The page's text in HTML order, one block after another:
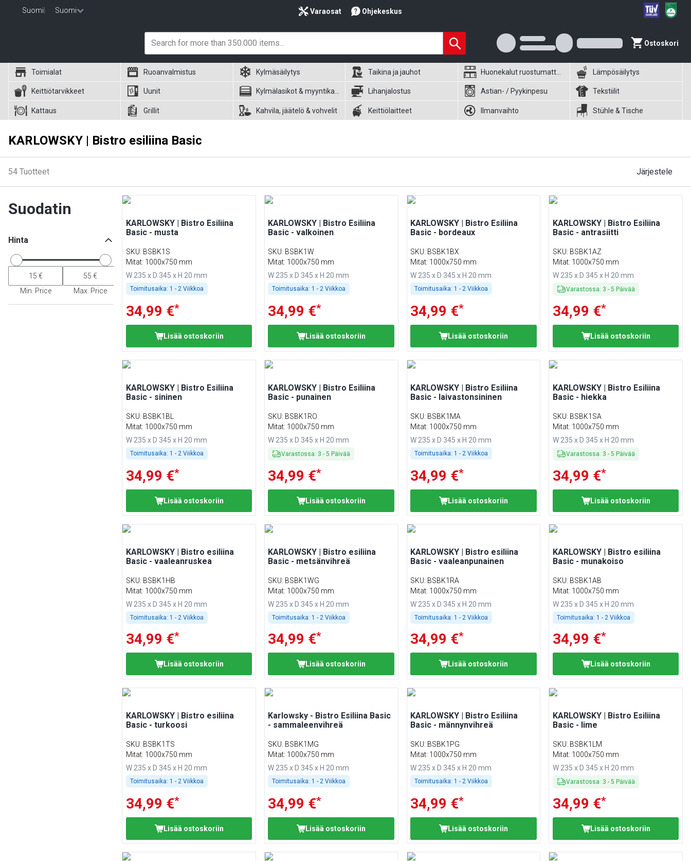
Suomi Suomi Varaosat Ohjekeskus
Ostoskori
Toimialat Ruoanvalmistus Kylmäsäilytys Taikina ja jauhot Huonekalut ruostumattomasta teräksestä Lämpösäilytys
Keittiötarvikkeet Uunit Lihanjalostus Astian- / Pyykinpesu Tekstiilit
Kattaus Grillit Kahvila, jäätelö & vohvelit Keittiölaitteet Ilmanvaihto Stühle & Tische
KARLOWSKY | Bistro esiliina Basic
54 Tuotteet Järjestele
Suodatin
Hinta
Min. Price Max. Price
KARLOWSKY | Bistro Esiliina
Basic - musta
SKU: BSBK1S
Mitat: 1000x750 mm
W 235 x D 345 x H 20 mm
Toimitusaika: 1 - 2 Viikkoa
34,99 €*
Lisää ostoskoriin
KARLOWSKY | Bistro Esiliina
Basic - valkoinen
SKU: BSBK1W
Mitat: 1000x750 mm
W 235 x D 345 x H 20 mm
Toimitusaika: 1 - 2 Viikkoa
34,99 €*
Lisää ostoskoriin
KARLOWSKY | Bistro Esiliina
Basic - bordeaux
SKU: BSBK1BX
Mitat: 1000x750 mm
W 235 x D 345 x H 20 mm
Toimitusaika: 1 - 2 Viikkoa
34,99 €*
Lisää ostoskoriin
KARLOWSKY | Bistro Esiliina
Basic - antrasiitti
SKU: BSBK1AZ
Mitat: 1000x750 mm
W 235 x D 345 x H 20 mm
Varastossa: 3 - 5 Päivää
34,99 €*
Lisää ostoskoriin
KARLOWSKY | Bistro Esiliina
Basic - sininen
SKU: BSBK1BL
Mitat: 1000x750 mm
W 235 x D 345 x H 20 mm
Toimitusaika: 1 - 2 Viikkoa
34,99 €*
Lisää ostoskoriin
KARLOWSKY | Bistro Esiliina
Basic - punainen
SKU: BSBK1RO
Mitat: 1000x750 mm
W 235 x D 345 x H 20 mm
Varastossa: 3 -5 Päivää
34,99 €*
Lisää ostoskoriin
KARLOWSKY | Bistro Esiliina
Basic - laivastonsininen
SKU: BSBK1MA
Mitat: 1000x750 mm
W 235 x D 345 x H 20 mm
Toimitusaika: 1 - 2 Viikkoa
34,99 €*
Lisää ostoskoriin
KARLOWSKY | Bistro Esiliina
Basic - hiekka
SKU: BSBK1SA
Mitat: 1000x750 mm
W 235 x D 345 x H 20 mm
Varastossa: 3 - 5 Päivää
34,99 €*
Lisää ostoskoriin
KARLOWSKY | Bistro esiliina
Basic - vaaleanruskea
SKU: BSBK1HB
Mitat: 1000x750 mm
W 235 x D 345 x H 20 mm
Toimitusaika: 1 - 2 Viikkoa
34,99 €*
Lisää ostoskoriin
KARLOWSKY | Bistro esiliina
Basic - metsänvihreä
SKU: BSBK1WG
Mitat: 1000x750 mm
W 235 x D 345 x H 20 mm
Toimitusaika: 1 - 2 Viikkoa
34,99 €*
Lisää ostoskoriin
KARLOWSKY | Bistro esiliina
Basic - vaaleanpunainen
SKU: BSBK1RA
Mitat: 1000x750 mm
W 235 x D 345 x H 20 mm
Toimitusaika: 1 - 2 Viikkoa
34,99 €*
Lisää ostoskoriin
KARLOWSKY | Bistro esiliina
Basic - munakoiso
SKU: BSBK1AB
Mitat: 1000x750 mm
W 235 x D 345 x H 20 mm
Toimitusaika: 1 - 2 Viikkoa
34,99 €*
Lisää ostoskoriin
KARLOWSKY | Bistro esiliina
Basic - turkoosi
SKU: BSBK1TS
Mitat: 1000x750 mm
W 235 x D 345 x H 20 mm
Toimitusaika: 1 - 2 Viikkoa
34,99 €*
Lisää ostoskoriin
Karlowsky - Bistro Esiliina Basic
- sammaleenvihreä
SKU: BSBK1MG
Mitat: 1000x750 mm
W 235 x D 345 x H 20 mm
Toimitusaika: 1 - 2 Viikkoa
34,99 €*
Lisää ostoskoriin
KARLOWSKY | Bistro Esiliina
Basic - männynvihreä
SKU: BSBK1PG
Mitat: 1000x750 mm
W 235 x D 345 x H 20 mm
Toimitusaika: 1 - 2 Viikkoa
34,99 €*
Lisää ostoskoriin
KARLOWSKY | Bistro Esiliina
Basic - lime
SKU: BSBK1LM
Mitat: 1000x750 mm
W 235 x D 345 x H 20 mm
Varastossa: 3 - 5 Päivää
34,99 €*
Lisää ostoskoriin